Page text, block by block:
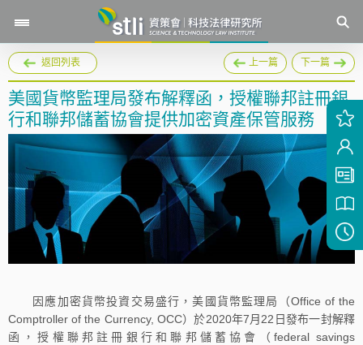
返回列表 上一篇 下一篇
美國貨幣監理局發布解釋函，授權聯邦註冊銀
行和聯邦儲蓄協會提供加密資產保管服務
因應加密貨幣投資交易盛行，美國貨幣監理局（Office of the
Comptroller of the Currency, OCC）於2020年7月22日發布一封解釋
函，授權聯邦註冊銀行和聯邦儲蓄協會（federal savings